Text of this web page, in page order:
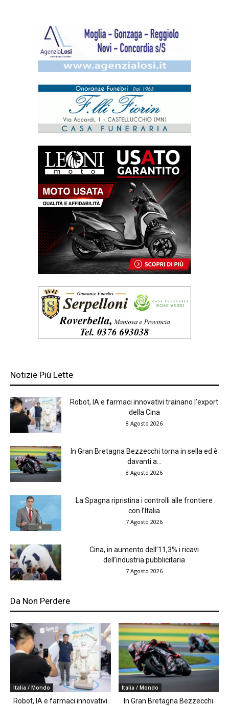
Notizie Più Lette
Robot, IA e farmaci innovativi trainano l’export
della Cina
8 Agosto 2026
In Gran Bretagna Bezzecchi torna in sella ed è
davanti a...
8 Agosto 2026
La Spagna ripristina i controlli alle frontiere
con l’Italia
7 Agosto 2026
Cina, in aumento dell’11,3% i ricavi
dell’industria pubblicitaria
7 Agosto 2026
Da Non Perdere
Italia / Mondo
Robot, IA e farmaci innovativi
Italia / Mondo
In Gran Bretagna Bezzecchi